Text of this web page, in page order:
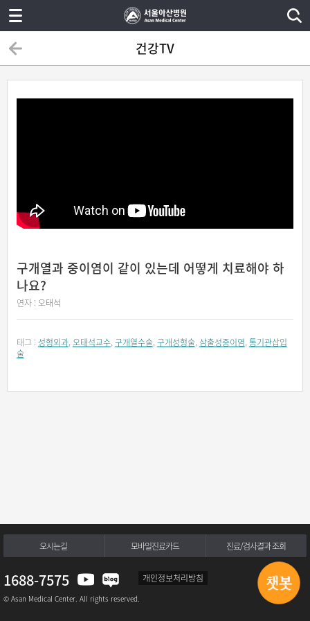
건강TV
구개열과 중이염이 같이 있는데 어떻게 치료해야 하
나요?
연자 : 오태석
태그 : 성형외과, 오태석교수, 구개열수술, 구개성형술, 삼출성중이염, 통기관삽입
술
오시는길 모바일진료카드 진료/검사결과 조회
1688-7575 개인정보처리방침
© Asan Medical Center. All rights reserved.